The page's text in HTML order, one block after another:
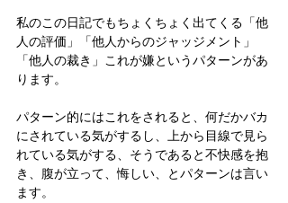
私のこの日記でもちょくちょく出てくる「他
人の評価」「他人からのジャッジメント」
「他人の裁き」これが嫌というパターンがあ
ります。
パターン的にはこれをされると、何だかバカ
にされている気がするし、上から目線で見ら
れている気がする、そうであると不快感を抱
き、腹が立って、悔しい、とパターンは言い
ます。